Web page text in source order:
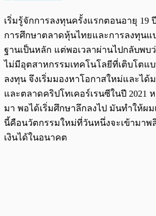
เริ่มรู้จักการลงทุนครั้งแรกตอนอายุ 19
การศึกษาตลาดหุ้นไทยและการลงทุนแ
ฐานเป็นหลัก แต่พอเวลาผ่านไปกลับพบ
ไม่มีอุตสาหกรรมเทคโนโลยีที่เติบโตแ
ลงทุน จึงเริ่มมองหาโอกาสใหม่และได้
และตลาดคริปโทเคอร์เรนซีในปี 2021
มา พอได้เริ่มศึกษาลึกลงไป มันทำให้ผม
นี้คือนวัตกรรมใหม่ที่วันหนึ่งจะเข้ามาพ
เงินได้ในอนาคต